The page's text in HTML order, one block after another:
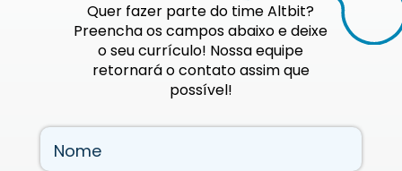
Quer fazer parte do time Altbit?
Preencha os campos abaixo e deixe
o seu currículo! Nossa equipe
retornará o contato assim que
possível!
Nome